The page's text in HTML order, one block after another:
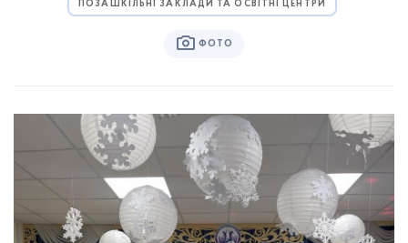
ПОЗАШКІЛЬНІ ЗАКЛАДИ ТА ОСВІТНІ ЦЕНТРИ
ФОТО